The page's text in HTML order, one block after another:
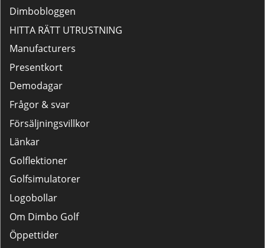
Dimbobloggen
HITTA RÄTT UTRUSTNING
Manufacturers
Presentkort
Demodagar
Frågor & svar
Försäljningsvillkor
Länkar
Golflektioner
Golfsimulatorer
Logobollar
Om Dimbo Golf
Öppettider